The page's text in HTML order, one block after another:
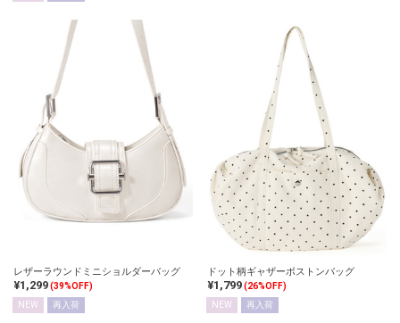
レザーラウンドミニショルダーバッグ
¥1,299(39%OFF)
NEW
再入荷
ドット柄ギャザーボストンバッグ
¥1,799(26%OFF)
NEW
再入荷